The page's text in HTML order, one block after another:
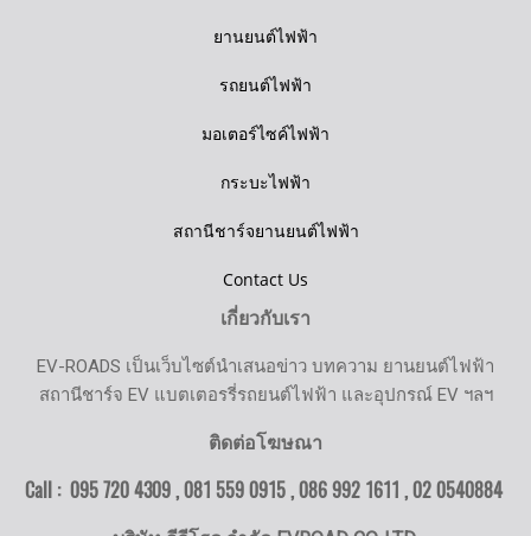
ยานยนต์ไฟฟ้า
รถยนต์ไฟฟ้า
มอเตอร์ไซค์ไฟฟ้า
กระบะไฟฟ้า
สถานีชาร์จยานยนต์ไฟฟ้า
Contact Us
เกี่ยวกับเรา
EV-ROADS เป็นเว็บไซต์นำเสนอข่าว บทความ ยานยนต์ไฟฟ้า
สถานีชาร์จ EV แบตเตอรรี่รถยนต์ไฟฟ้า และอุปกรณ์ EV ฯลฯ
ติดต่อโฆษณา
Call : 095 720 4309 , 081 559 0915 , 086 992 1611 ,02 0540884